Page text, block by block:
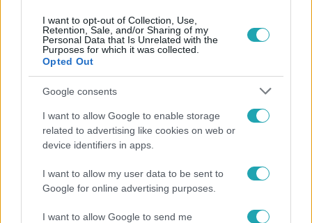
I want to opt-out of Collection, Use,
Retention, Sale, and/or Sharing of my
Personal Data that Is Unrelated with the
Purposes for which it was collected.
Opted Out
Google consents
I want to allow Google to enable storage
related to advertising like cookies on web or
device identifiers in apps.
I want to allow my user data to be sent to
Google for online advertising purposes.
I want to allow Google to send me
Átvonul a hidegfront az országon – így alakul a
hőmérséklet a hét második felében